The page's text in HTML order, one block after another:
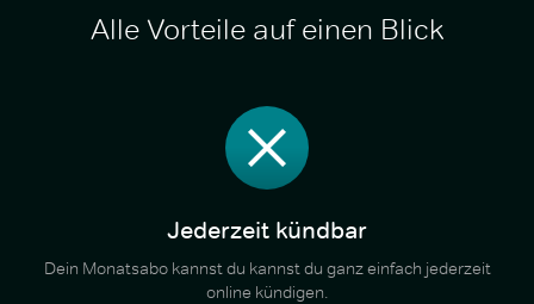
Alle Vorteile auf einen Blick
Jederzeit kündbar
Dein Monatsabo kannst du kannst du ganz einfach jederzeit
online kündigen.